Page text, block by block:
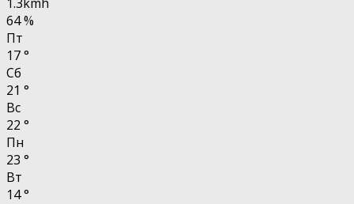
64 %
Пт
17°
Сб
21 °
Вс
22 °
Пн
23 °
Вт
14°